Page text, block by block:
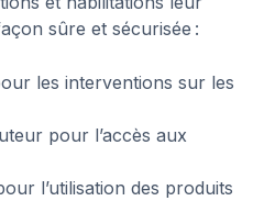
sûre et sécurisée :
les interventions sur les
pour l’accès aux
l’utilisation des produits